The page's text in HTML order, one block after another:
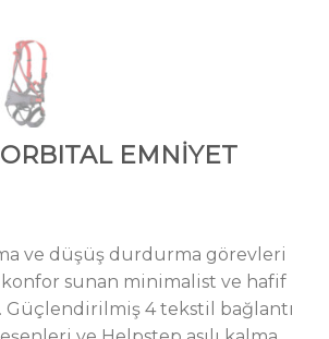
EMNİYET
ve düşüş durdurma görevleri
sunan minimalist ve hafif
Güçlendirilmiş 4 tekstil bağlantı